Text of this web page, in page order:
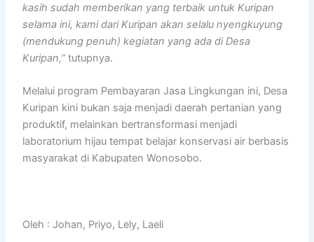
kasih sudah memberikan yang terbaik untuk Kuripan
selama ini, kami dari Kuripan akan selalu nyengkuyung
(mendukung penuh) kegiatan yang ada di Desa
Kuripan,” tutupnya.
Melalui program Pembayaran Jasa Lingkungan ini, Desa
Kuripan kini bukan saja menjadi daerah pertanian yang
produktif, melainkan bertransformasi menjadi
laboratorium hijau tempat belajar konservasi air berbasis
masyarakat di Kabupaten Wonosobo.
Oleh : Johan, Priyo, Lely, Laeli